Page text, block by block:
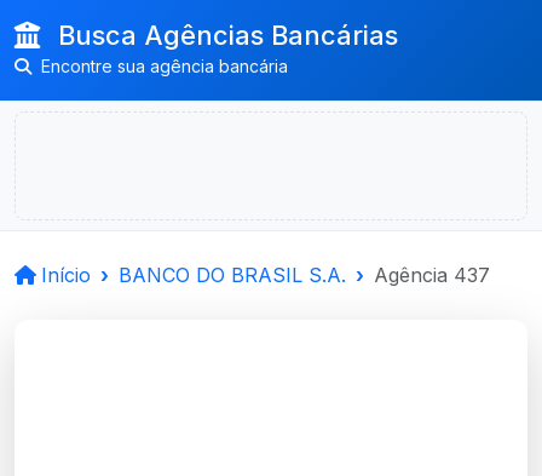
Busca Agências Bancárias
Encontre sua agência bancária
Início BANCO DO BRASIL S.A. Agência 437